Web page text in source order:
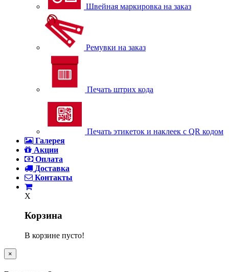
Швейная маркировка на заказ
Ремувки на заказ
Печать штрих кода
Печать этикеток и наклеек с QR кодом
Галерея
Акции
Оплата
Доставка
Контакты
X
Корзина
В корзине пусто!
×